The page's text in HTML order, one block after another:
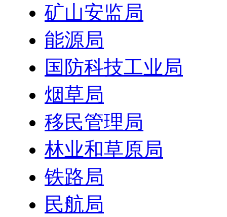
矿山安监局
能源局
国防科技工业局
烟草局
移民管理局
林业和草原局
铁路局
民航局